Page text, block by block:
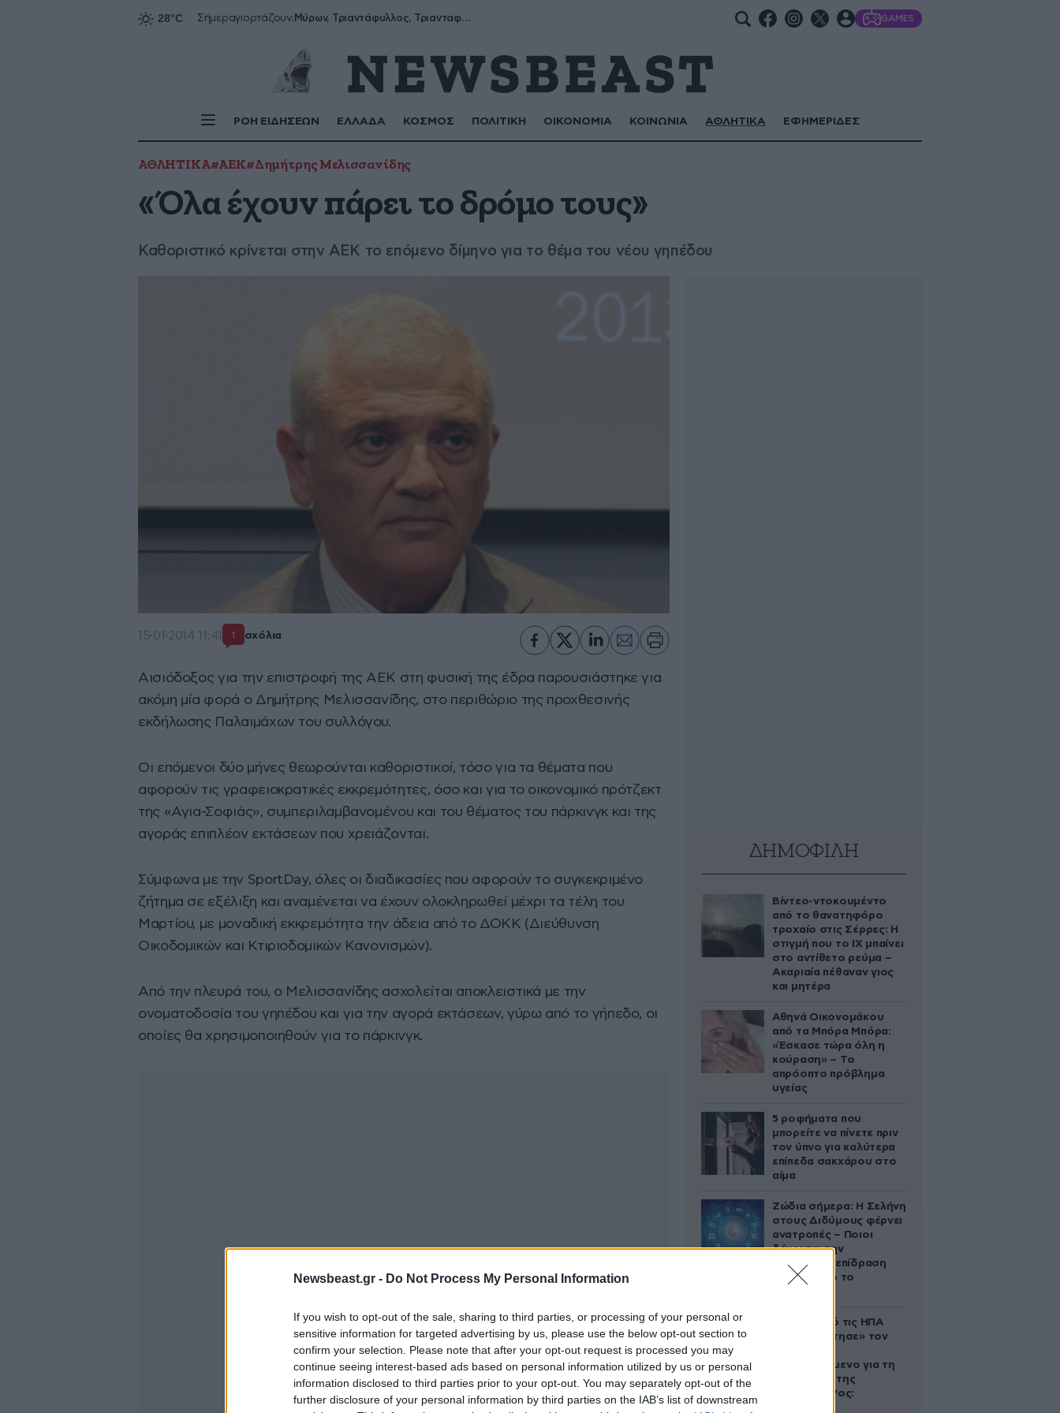
Newsbeast.gr - Do Not Process My Personal Information
If you wish to opt-out of the sale, sharing to third parties, or processing of your personal or
sensitive information for targeted advertising by us, please use the below opt-out section to
confirm your selection. Please note that after your opt-out request is processed you may
continue seeing interest-based ads based on personal information utilized by us or personal
information disclosed to third parties prior to your opt-out. You may separately opt-out of the
further disclosure of your personal information by third parties on the IAB’s list of downstream
Σήμεραγιορτάζουν: Μύρων, Τριαντάφυλλος, Τριανταφυλλιά, Φυλλιώ, Ρόζα GAMES
ΡΟΗ ΕΙΔΗΣΕΩΝ ΕΛΛΑΔΑ ΚΟΣΜΟΣ ΠΟΛΙΤΙΚΗ ΟΙΚΟΝΟΜΙΑ ΚΟΙΝΩΝΙΑ ΑΘΛΗΤΙΚΑ ΕΦΗΜΕΡΙΔΕΣ
ΑΘΛΗΤΙΚΑ#ΑΕΚ#Δημήτρης Μελισσανίδης
«Όλα έχουν πάρει το δρόμο τους»
Καθοριστικό κρίνεται στην ΑΕΚ το επόμενο δίμηνο για το θέμα του νέου γηπέδου
15·01·2014 11:41 1 σχόλια
Αισιόδοξος για την επιστροφή της ΑΕΚ στη φυσική της έδρα παρουσιάστηκε για
ακόμη μία φορά ο Δημήτρης Μελισσανίδης, στο περιθώριο της προχθεσινής
εκδήλωσης Παλαιμάχων του συλλόγου.
Οι επόμενοι δύο μήνες θεωρούνται καθοριστικοί, τόσο για τα θέματα που
αφορούν τις γραφειοκρατικές εκκρεμότητες, όσο και για το οικονομικό πρότζεκτ
της «Αγια-Σοφιάς», συμπεριλαμβανομένου και του θέματος του πάρκινγκ και της
αγοράς επιπλέον εκτάσεων που χρειάζονται.
Σύμφωνα με την SportDay, όλες οι διαδικασίες που αφορούν το συγκεκριμένο
ζήτημα σε εξέλιξη και αναμένεται να έχουν ολοκληρωθεί μέχρι τα τέλη του
Μαρτίου, με μοναδική εκκρεμότητα την άδεια από το ΔΟΚΚ (Διεύθυνση
Οικοδομικών και Κτιριοδομικών Κανονισμών).
Από την πλευρά του, ο Μελισσανίδης ασχολείται αποκλειστικά με την
ονοματοδοσία του γηπέδου και για την αγορά εκτάσεων, γύρω από το γήπεδο, οι
οποίες θα χρησιμοποιηθούν για το πάρκινγκ.
ΔΗΜΟΦΙΛΗ
Βίντεο-ντοκουμέντο
από το θανατηφόρο
τροχαίο στις Σέρρες: Η
στιγμή που το ΙΧ μπαίνει
στο αντίθετο ρεύμα –
Ακαριαία πέθαναν γιος
και μητέρα
Αθηνά Οικονομάκου
από τα Μπόρα Μπόρα:
«Έσκασε τώρα όλη η
κούραση» – Το
απρόοπτο πρόβλημα
υγείας
5 ροφήματα που
μπορείτε να πίνετε πριν
τον ύπνο για καλύτερα
επίπεδα σακχάρου στο
αίμα
Ζώδια σήμερα: Η Σελήνη
στους Διδύμους φέρνει
ανατροπές – Ποιοι
δέχονται την
ευεργετική επίδραση
του Δία από το
Ζευγάρι από τις ΗΠΑ
που «υιοθέτησε» τον
κατηγορούμενο για τη
δολοφονία της
Ελίζαμπεθ Ρος: